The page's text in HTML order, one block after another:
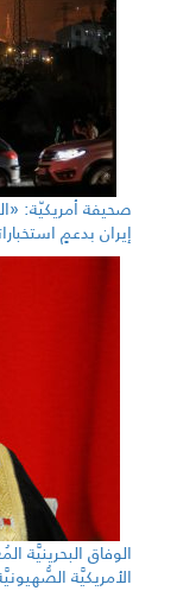
صحيفة أمريكيّة:
إيران بدعمٍ استخباراتيٍّ
الوفاق البحرينيَّة
الأمريكيَّة الصُّهيونيَّة